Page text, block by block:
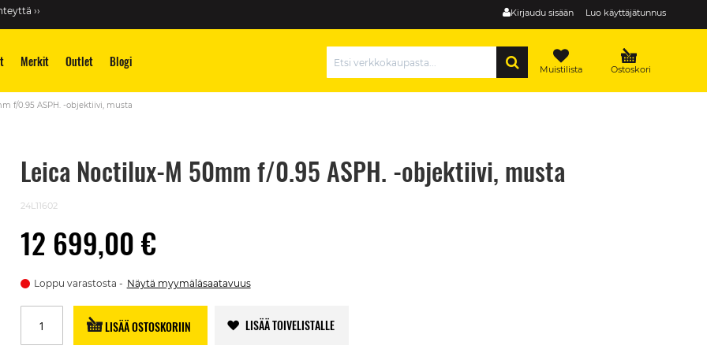
Kirjaudu sisään Luo käyttäjätunnus
››
Merkit Outlet Blogi Ostoskori
Muistilista
f/0.95 ASPH. -objektiivi, musta
Leica Noctilux-M 50mm f/0.95 ASPH. -objektiivi, musta
24L11602
12 699,00 €
Loppu varastosta Näytä myymäläsaatavuus
LISÄÄ OSTOSKORIIN LISÄÄ TOIVELISTALLE